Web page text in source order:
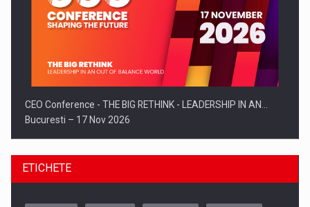
CEO Conference - THE BIG RETHINK - LEADERSHIP IN AN…
Bucuresti – 17 Nov 2026
ETICHETE